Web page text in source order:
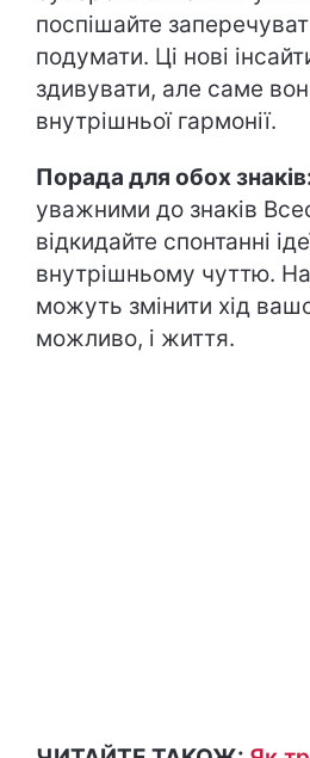
поспішайте
подумати. Ці нові
здивувати, але саме
внутрішньої гармонії.
Порада для обох
уважними до знаків
відкидайте спонтанні
внутрішньому чуттю.
можуть змінити хід
можливо, і життя.